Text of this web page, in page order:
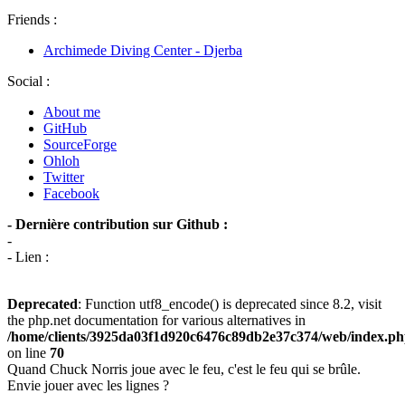
Friends :
Archimede Diving Center - Djerba
Social :
About me
GitHub
SourceForge
Ohloh
Twitter
Facebook
- Dernière contribution sur Github :
-
- Lien :
Deprecated: Function utf8_encode() is deprecated since 8.2, visit
the php.net documentation for various alternatives in
/home/clients/3925da03f1d920c6476c89db2e37c374/web/
on line 70
Quand Chuck Norris joue avec le feu, c'est le feu qui se brûle.
Envie jouer avec les lignes ?